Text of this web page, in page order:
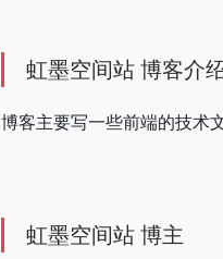
虹墨空间站 博客介
博客主要写一些前端的技术
虹墨空间站 博主